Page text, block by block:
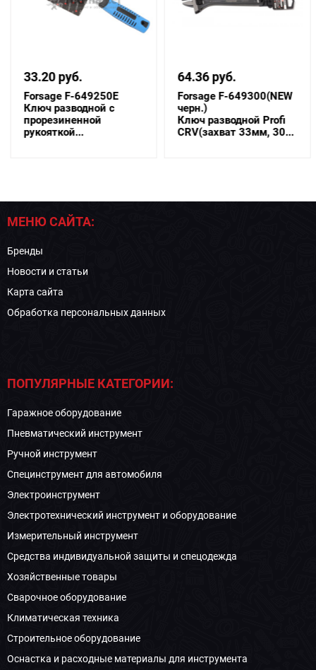
33.20 руб.
Forsage F-649250E
Ключ разводной с
прорезиненной
рукояткой...
64.36 руб.
Forsage F-649300(NEW
черн.)
Ключ разводной Profi
CRV(захват 33мм, 30...
МЕНЮ САЙТА:
Бренды
Новости и статьи
Карта сайта
Обработка персональных данных
ПОПУЛЯРНЫЕ КАТЕГОРИИ:
Гаражное оборудование
Пневматический инструмент
Ручной инструмент
Специнструмент для автомобиля
Электроинструмент
Электротехнический инструмент и оборудование
Измерительный инструмент
Средства индивидуальной защиты и спецодежда
Хозяйственные товары
Сварочное оборудование
Климатическая техника
Строительное оборудование
Оснастка и расходные материалы для инструмента